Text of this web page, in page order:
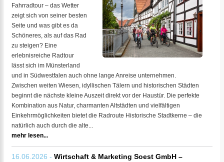
Fahrradtour – das Wetter
zeigt sich von seiner besten
Seite und was gibt es da
Schöneres, als auf das Rad
zu steigen? Eine
erlebnisreiche Radtour
lässt sich im Münsterland
und in Südwestfalen auch ohne lange Anreise unternehmen.
Zwischen weiten Wiesen, idyllischen Tälern und historischen Städten
beginnt die nächste kleine Auszeit direkt vor der Haustür. Die perfekte
Kombination aus Natur, charmanten Altstädten und vielfältigen
Einkehrmöglichkeiten bietet die Radroute Historische Stadtkerne – die
natürlich auch durch die alte...
mehr lesen...
16.06.2026 - Wirtschaft & Marketing Soest GmbH –